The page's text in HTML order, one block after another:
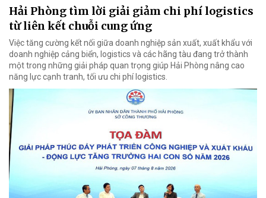
Hải Phòng tìm lời giải giảm chi phí logistics
từ liên kết chuỗi cung ứng
Việc tăng cường kết nối giữa doanh nghiệp sản xuất, xuất khẩu với
doanh nghiệp cảng biển, logistics và các hãng tàu đang trở thành
một trong những giải pháp quan trọng giúp Hải Phòng nâng cao
năng lực cạnh tranh, tối ưu chi phí logistics.